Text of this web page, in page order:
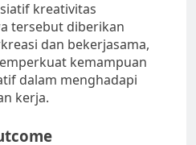
kreativitas
tersebut diberikan
dan bekerjasama,
kemampuan
dalam menghadapi
kerja.